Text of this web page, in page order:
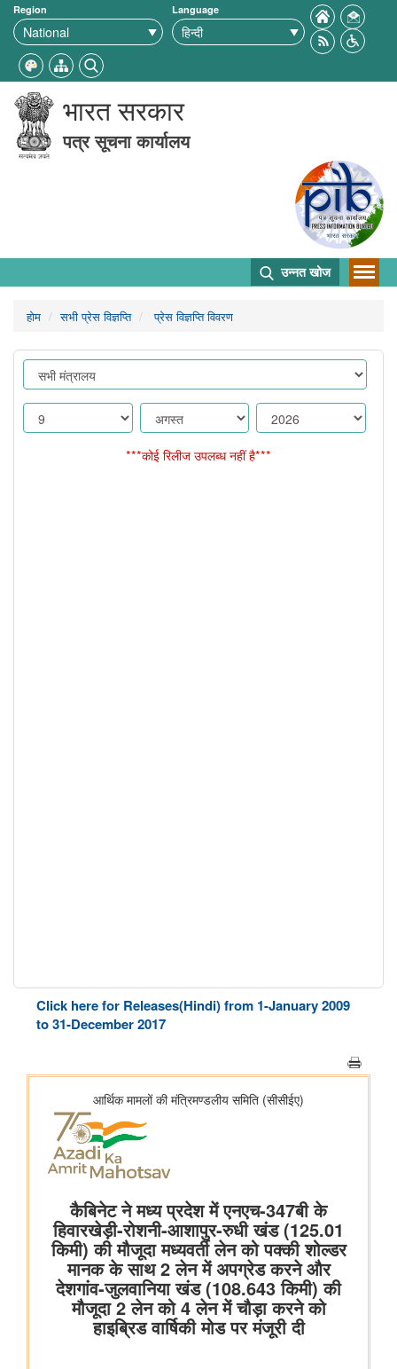
Region Language
भारत सरकार
पत्र सूचना कार्यालय
उन्नत खोज
होम सभी प्रेस विज्ञप्ति प्रेस विज्ञप्ति विवरण
***कोई रिलीज उपलब्ध नहीं है***
Click here for Releases(Hindi) from 1-January 2009
to 31-December 2017